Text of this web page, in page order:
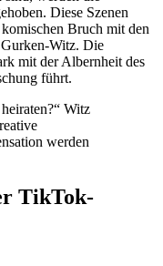
Diese Szenen
Bruch mit den
Witz. Die
mit der Albernheit des
führt.
Witz
werden
TikTok-